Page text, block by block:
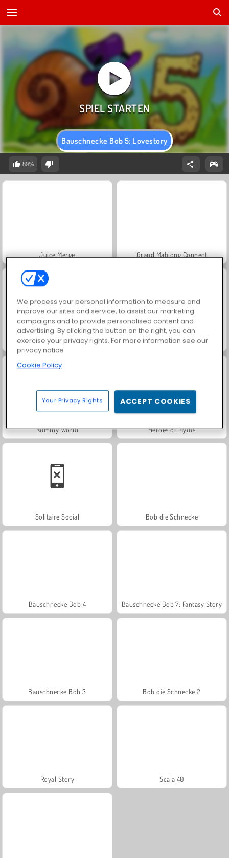
Bauschnecke Bob 5: Lovestory
89%
Juice Merge Grand Mahjong Connect
Trollface Quest: USA 2 Jewel Garden Story
Rummy World Heroes of Myths
Solitaire Social Bob die Schnecke
Bauschnecke Bob 4 Bauschnecke Bob 7: Fantasy Story
Bauschnecke Bob 3 Bob die Schnecke 2
Royal Story Scala 40
We process your personal information to measure and
improve our sites and service, to assist our marketing
campaigns and to provide personalised content and
advertising. By clicking the button on the right, you can
exercise your privacy rights. For more information see our
privacy notice
Cookie Policy
Your Privacy Rights ACCEPT COOKIES